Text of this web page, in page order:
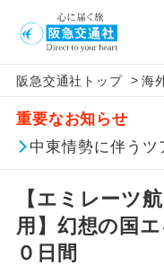
阪急交通社トップ > 海
重要なお知らせ
中東情勢に伴うツ
【エミレーツ
用】幻想の国
０日間
旅行代金に燃油
ません。別途お
目安：98,000円
※上記の燃油サー
があります。
旅行代金に、以
ん。別途お支払が
【日本国内空港
関西国際空港
大人（12歳以上
歳未満）1,660円
このツアーは以下
加いただけます。
※リクエスト受付の
せていただきます。
追加代金にて各
アイコン
添乗員同行
現地係員同行
バスガイド乗